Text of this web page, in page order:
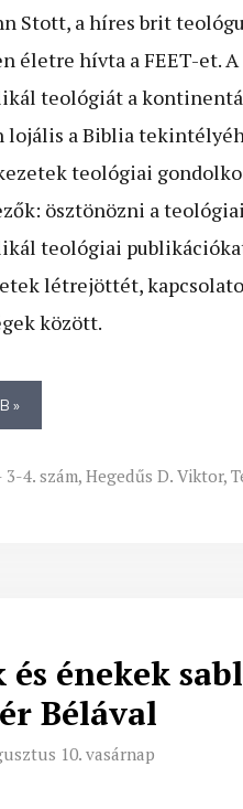
Stott, a híres brit
életre hívta a FEET-et.
teológiát a
lojális a Biblia
teológiai
ösztönözni a
teológiai
létrejöttét,
között.
»
3-4. szám,Hegedűs D. Viktor,
és énekek
Bélával
10. vasárnap